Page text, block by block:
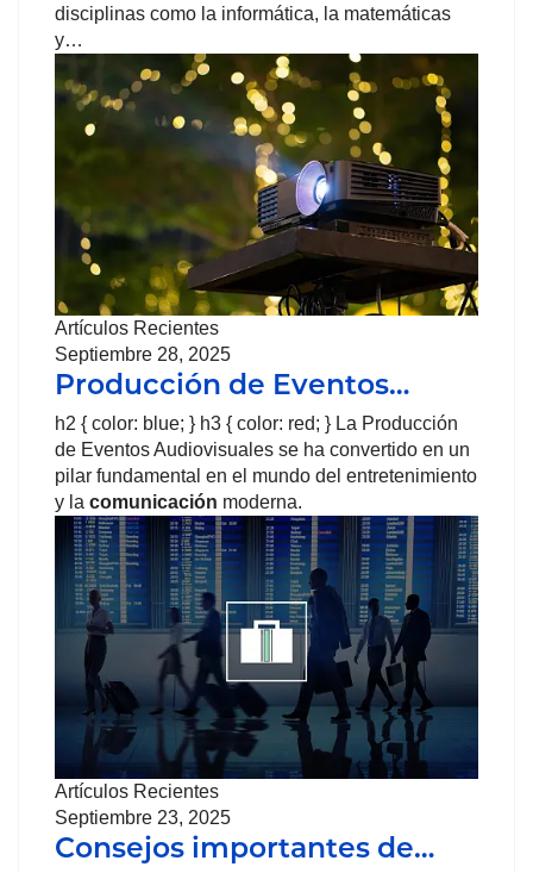
disciplinas como la informática, la matemáticas
y…
Artículos Recientes
Septiembre 28, 2025
Producción de Eventos…
h2 { color: blue; } h3 { color: red; } La Producción
de Eventos Audiovisuales se ha convertido en un
pilar fundamental en el mundo del entretenimiento
y la comunicación moderna.
Artículos Recientes
Septiembre 23, 2025
Consejos importantes de…